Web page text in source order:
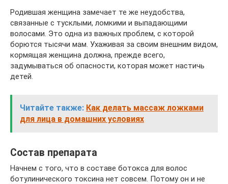
Родившая женщина замечает те же неудобства,
связанные с тусклыми, ломкими и выпадающими
волосами. Это одна из важных проблем, с которой
борются тысячи мам. Ухаживая за своим внешним видом,
кормящая женщина должна, прежде всего,
задумываться об опасности, которая может настичь
детей.
Читайте также: Как делать массаж ложками
для лица в домашних условиях
Состав препарата
Начнем с того, что в составе ботокса для волос
ботулинического токсина нет совсем. Потому он и не